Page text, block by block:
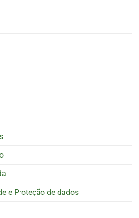
e Proteção de dados